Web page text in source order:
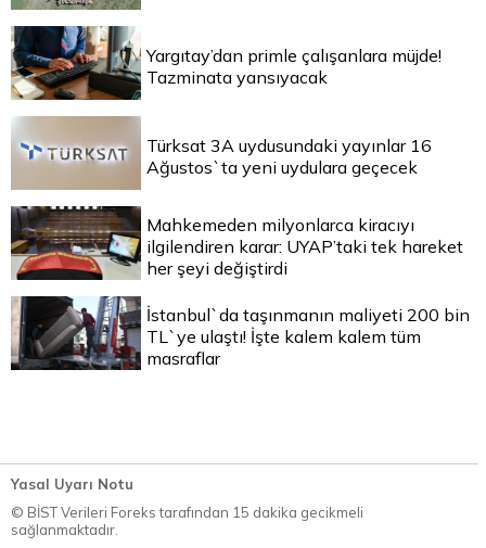
Yargıtay’dan primle çalışanlara müjde!
Tazminata yansıyacak
Türksat 3A uydusundaki yayınlar 16
Ağustos`ta yeni uydulara geçecek
Mahkemeden milyonlarca kiracıyı
ilgilendiren karar: UYAP’taki tek hareket
her şeyi değiştirdi
İstanbul`da taşınmanın maliyeti 200 bin
TL`ye ulaştı! İşte kalem kalem tüm
masraflar
Yasal Uyarı Notu
© BİST Verileri Foreks tarafından 15 dakika gecikmeli
sağlanmaktadır.